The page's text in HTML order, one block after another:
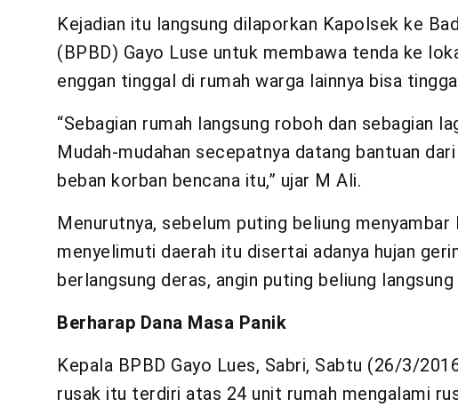
Kejadian itu langsung dilaporkan Kapolsek ke
(BPBD) Gayo Luse untuk membawa tenda ke
enggan tinggal di rumah warga lainnya bisa
“Sebagian rumah langsung roboh dan sebagian
Mudah-mudahan secepatnya datang bantuan
beban korban bencana itu,” ujar M Ali.
Menurutnya, sebelum puting beliung menyambar
menyelimuti daerah itu disertai adanya hujan
berlangsung deras, angin puting beliung
Berharap Dana Masa Panik
Kepala BPBD Gayo Lues, Sabri, Sabtu (26/3/
rusak itu terdiri atas 24 unit rumah mengalami